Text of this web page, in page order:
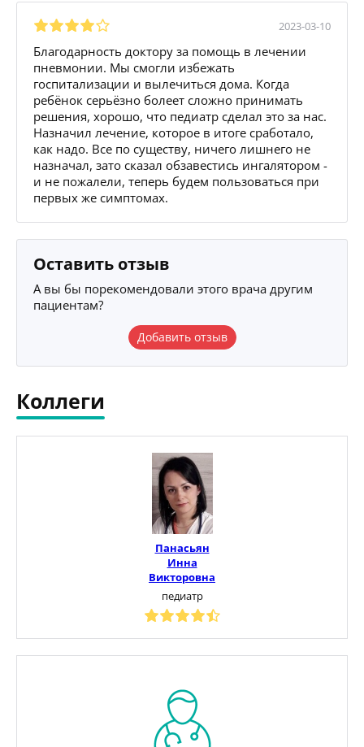
2023-03-10
Благодарность доктору за помощь в лечении
пневмонии. Мы смогли избежать
госпитализации и вылечиться дома. Когда
ребёнок серьёзно болеет сложно принимать
решения, хорошо, что педиатр сделал это за нас.
Назначил лечение, которое в итоге сработало,
как надо. Все по существу, ничего лишнего не
назначал, зато сказал обзавестись ингалятором -
и не пожалели, теперь будем пользоваться при
первых же симптомах.
Оставить отзыв
А вы бы порекомендовали этого врача другим
пациентам?
Добавить отзыв
Коллеги
Панасьян
Инна
Викторовна
педиатр